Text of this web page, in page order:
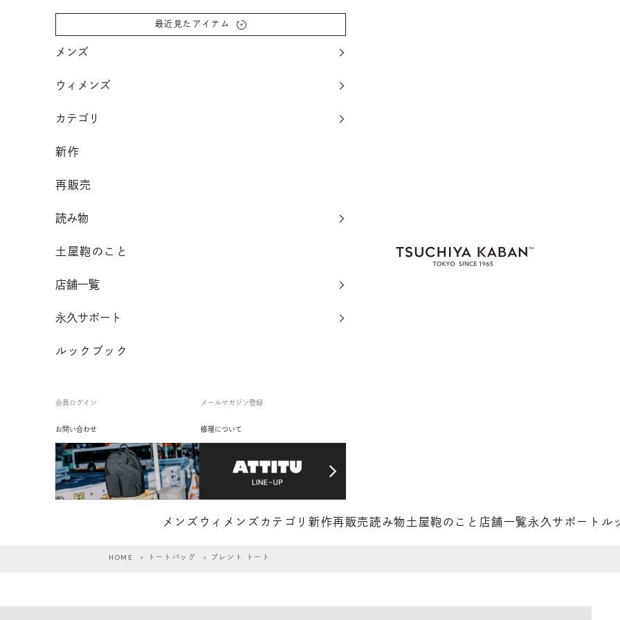
土屋鞄製造所
メンズ ウィメンズカテゴリ新作再販売読み物土屋鞄のこと 店舗一覧永久サポート ル
最近見たアイテム
メンズ
ウィメンズ
カテゴリ
新作
再販売
読み物
土屋鞄のこと
店舗一覧
永久サポート
ルックブック
会員ログイン メールマガジン登録
お問い合わせ 修理について
HOME > トートバッグ > ブレント トート